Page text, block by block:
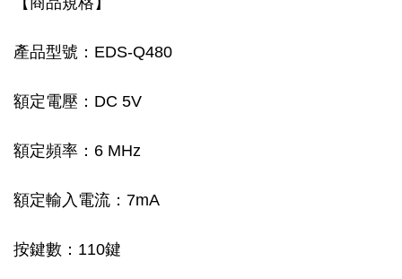
產品型號：EDS-Q480
額定電壓：DC 5V
額定頻率：6 MHz
額定輸入電流：7mA
按鍵數：110鍵